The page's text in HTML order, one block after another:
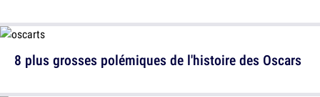
8 plus grosses polémiques de l'histoire des Oscars